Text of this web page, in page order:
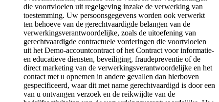
die voortvloeien uit regelgeving inzake de verwerking van
toestemming. Uw persoonsgegevens worden ook verwerkt
ten behoeve van de gerechtvaardigde belangen van de
verwerkingsverantwoordelijke, zoals de uitoefening van
gerechtvaardigde contractuele vorderingen die voortvloeien
uit het Demo-accountcontract of het Contract voor informatie-
en educatieve diensten, beveiliging, fraudepreventie of de
direct marketing van de verwerkingsverantwoordelijke en het
contact met u opnemen in andere gevallen dan hierboven
gespecificeerd, waar dit met name gerechtvaardigd is door een
van u ontvangen verzoek en de reikwijdte van de